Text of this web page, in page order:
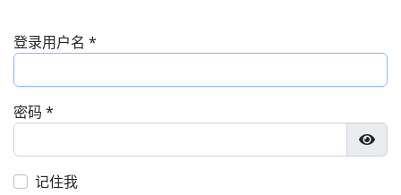
登录用户名 *
密码 *
显示
记住我